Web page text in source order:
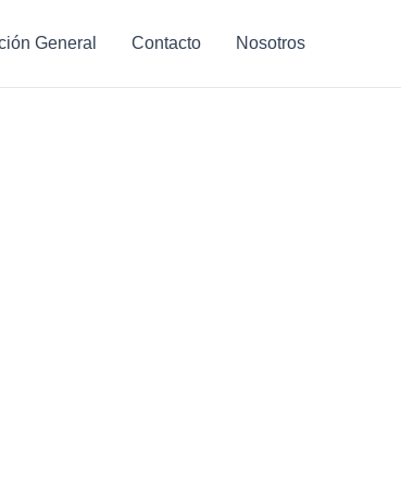
General Contacto Nosotros